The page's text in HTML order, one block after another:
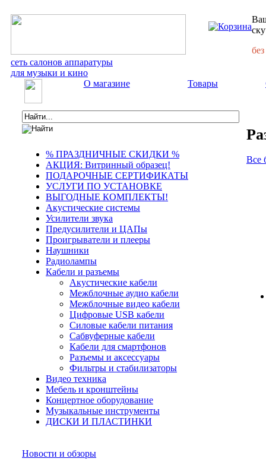
сеть салонов аппаратуры
для музыки и кино
О магазине Товары
% ПРАЗДНИЧНЫЕ СКИДКИ %
АКЦИЯ: Витринный образец!
ПОДАРОЧНЫЕ СЕРТИФИКАТЫ
УСЛУГИ ПО УСТАНОВКЕ
ВЫГОДНЫЕ КОМПЛЕКТЫ!
Акустические системы
Усилители звука
Предусилители и ЦАПы
Проигрыватели и плееры
Наушники
Радиолампы
Кабели и разъемы
Акустические кабели
Межблочные аудио кабели
Межблочные видео кабели
Цифровые USB кабели
Силовые кабели питания
Сабвуферные кабели
Кабели для смартфонов
Разъемы и аксессуары
Фильтры и стабилизаторы
Видео техника
Мебель и кронштейны
Концертное оборудование
Музыкальные инструменты
ДИСКИ И ПЛАСТИНКИ
Новости и обзоры
Все